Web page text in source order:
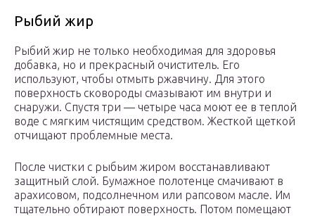
Рыбий жир
Рыбий жир не только необходимая для здоровья
добавка, но и прекрасный очиститель. Его
используют, чтобы отмыть ржавчину. Для этого
поверхность сковороды смазывают им внутри и
снаружи. Спустя три — четыре часа моют ее в теплой
воде с мягким чистящим средством. Жесткой щеткой
отчищают проблемные места.
После чистки с рыбьим жиром восстанавливают
защитный слой. Бумажное полотенце смачивают в
арахисовом, подсолнечном или рапсовом масле. Им
тщательно обтирают поверхность. Потом помещают